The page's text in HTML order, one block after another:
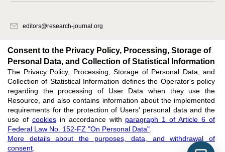
editors@research-journal.org
office 1
Feedback
Support: editors@research-journal.org
ISSN 2227-6017 (ONLINE),ISSN 2303-9868 (PRINT),DOI: 10.60797/IRJ.2227-6017,
ЭЛ № ФС 77 - 80772
Consent to the Privacy Policy, Processing, Storage of
Personal Data, and Collection of Statistical Information
The Privacy Policy, Processing, Storage of Personal Data, and
Collection of Statistical Information defines the Operator's policy
regarding the processing of User Data when they use the
Resource, and also contains information about the implemented
requirements for the protection of Users' personal data and the
use of cookiesin accordance with paragraph 1 of Article 6 of
Federal Law No. 152-FZ "On Personal Data"
More details about the purposes, data, and withdrawal of
consent